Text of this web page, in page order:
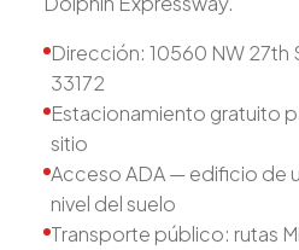
Dirección: 10560 NW 27th
33172
Estacionamiento gratuito
sitio
Acceso ADA — edificio de
nivel del suelo
Transporte público: rutas